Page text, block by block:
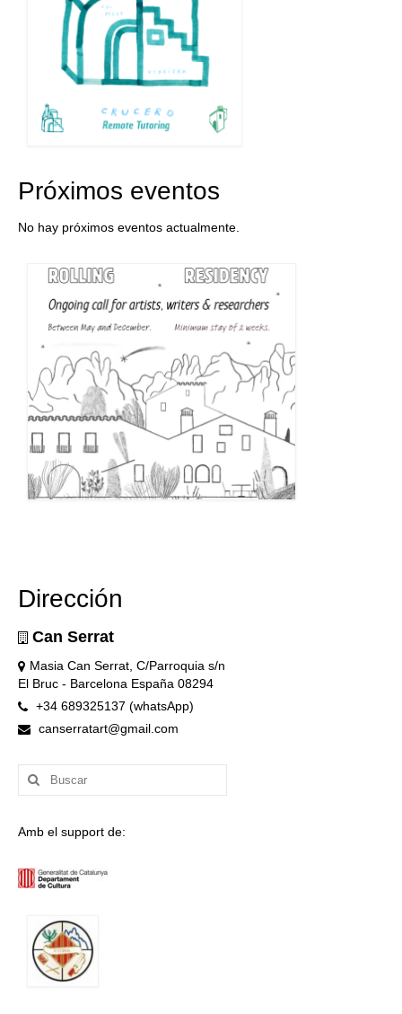
Próximos eventos
No hay próximos eventos actualmente.
Dirección
Can Serrat
Masia Can Serrat, C/Parroquia s/n
El Bruc - Barcelona España 08294
+34 689325137 (whatsApp)
canserratart@gmail.com
Buscar
por:
Amb el support de: